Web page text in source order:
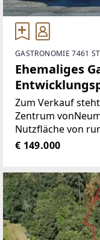
GASTRONOMIE 7461
Ehemaliges
im Tauchental
Zum Verkauf
Zentrum
Nutzfläche von
von ca. 681 m².
€ 149.000